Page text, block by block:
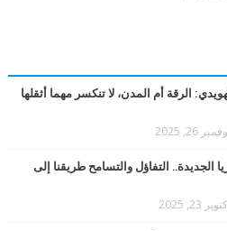
الرقة أم المدن، لا تنكسر مهما أثقلها
26, 2025
الجديدة.. التفاؤل والتسامح طريقنا إلى
23, 2025